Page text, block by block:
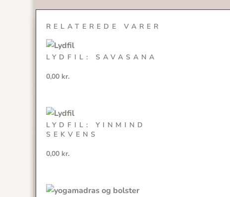
RELATEREDE VARER
LYDFIL: SAVASANA
0,00 kr.
LYDFIL: YINMIND
SEKVENS
0,00 kr.